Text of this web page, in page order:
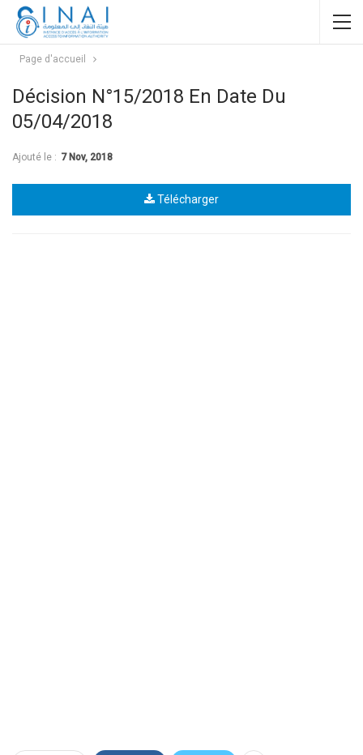
Page d'accueil
Décision N°15/2018 En Date Du
05/04/2018
Ajouté le : 7 Nov, 2018
Télécharger